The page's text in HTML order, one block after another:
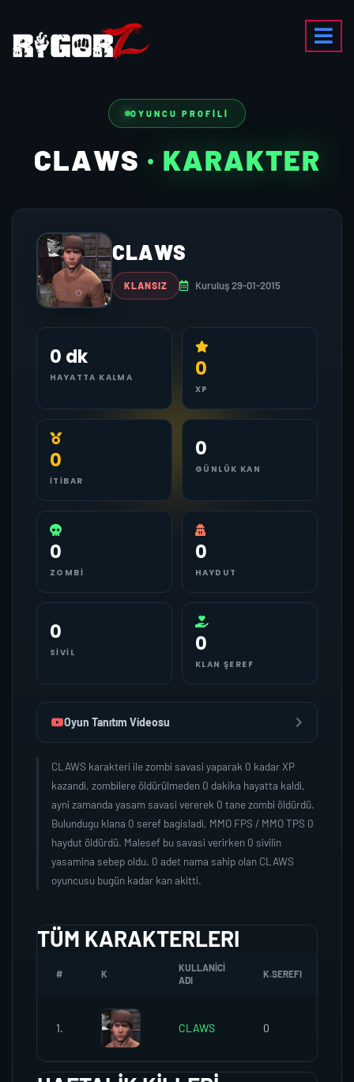
OYUNCU PROFILI
CLAWS · KARAKTER
CLAWS
KLANSIZ Kuruluş 29-01-2015
0 dk
HAYATTA KALMA 0
XP
0
İTIBAR
0
GÜNLÜK KAN
0
ZOMBI
0
HAYDUT
0
SIVIL 0
KLAN ŞEREF
Oyun Tanıtım Videosu
CLAWS karakteri ile zombi savasi yaparak 0 kadar XP
kazandi, zombilere öldürülmeden 0 dakika hayatta kaldi,
ayni zamanda yasam savasi vererek 0 tane zombi öldürdü.
Bulundugu klana 0 seref bagisladi, MMO FPS / MMO TPS 0
haydut öldürdü. Malesef bu savasi verirken 0 sivilin
yasamina sebep oldu. 0 adet nama sahip olan CLAWS
oyuncusu bugün kadar kan akitti.
TÜM KARAKTERLERI
# K
KULLANICI
ADI
K.SEREFI
1. CLAWS 0